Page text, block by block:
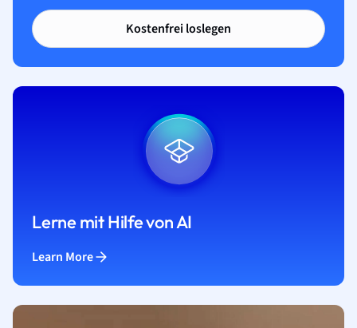
Kostenfrei loslegen
Lerne mit Hilfe von AI
Learn More